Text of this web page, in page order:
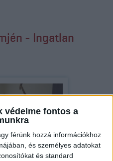
védelme fontos a
férünk hozzá információkhoz
és személyes adatokat
és standard
- Ingatlan